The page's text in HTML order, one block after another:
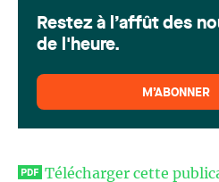
Télécharger cette
Restez à l’affût des
de l'heure.
M’ABONNER